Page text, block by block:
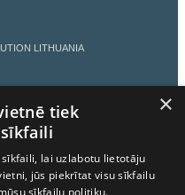
LITHUANIA
ESTONIA
BALZAMS
×
tiek
lai uzlabotu lietotāju
jūs piekrītat visu sīkfailu
sīkfailu politiku.